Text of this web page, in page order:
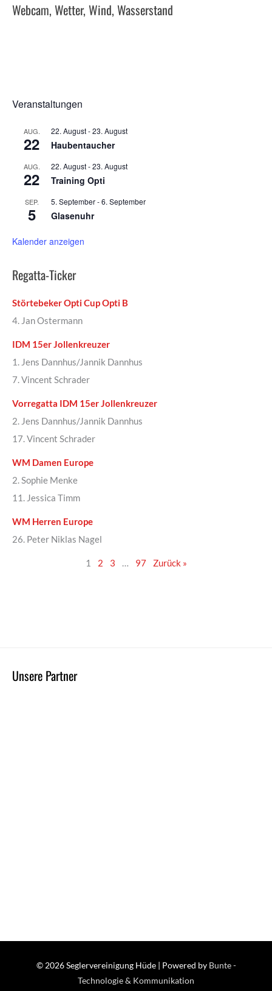
Webcam, Wetter, Wind, Wasserstand
Veranstaltungen
AUG.
22
22. August-23. August
Haubentaucher
AUG.
22
22. August-23. August
Training Opti
SEP.
5
5. September-6. September
Glasenuhr
Kalender anzeigen
Regatta-Ticker
Störtebeker Opti Cup Opti B
4. Jan Ostermann
IDM 15er Jollenkreuzer
1. Jens Dannhus/Jannik Dannhus
7. Vincent Schrader
Vorregatta IDM 15er Jollenkreuzer
2. Jens Dannhus/Jannik Dannhus
17. Vincent Schrader
WM Damen Europe
2. Sophie Menke
11. Jessica Timm
WM Herren Europe
26. Peter Niklas Nagel
1 2 3 … 97 Zurück »
Unsere Partner
© 2026Seglervereinigung Hüde| Powered by Bunte -
Technologie & Kommunikation